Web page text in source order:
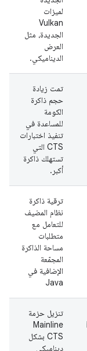
لميزات
Vulkan
الجديدة، مثل
العرض
الديناميكي.
تمت زيادة
حجم ذاكرة
الكومة
للمساعدة في
تنفيذ اختبارات
CTS التي
تستهلك ذاكرة
أكبر.
ترقية ذاكرة
نظام المضيف
للتعامل مع
متطلبات
مساحة الذاكرة
المجمّعة
الإضافية في
Java
تنزيل حزمة
Mainline
CTS بشكل
ديناميكي